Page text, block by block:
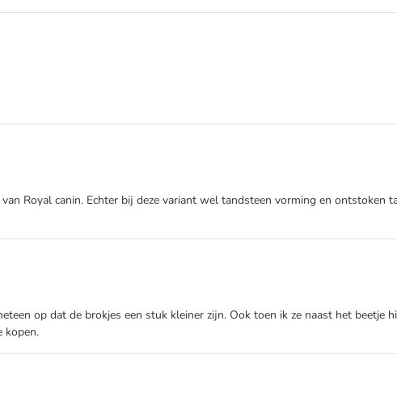
Royal canin. Echter bij deze variant wel tandsteen vorming en ontstoken
op dat de brokjes een stuk kleiner zijn. Ook toen ik ze naast het beetje
kopen.